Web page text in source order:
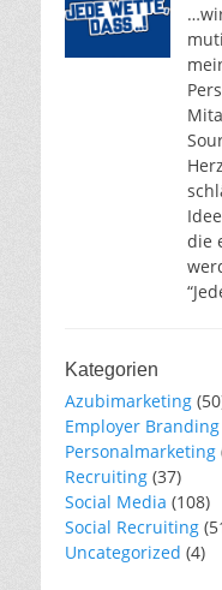
die
Kategorien
Azubimarketing
Employer Branding
Personalmarketing
Recruiting (37)
Social Media (108)
Social Recruiting
Uncategorized (4)